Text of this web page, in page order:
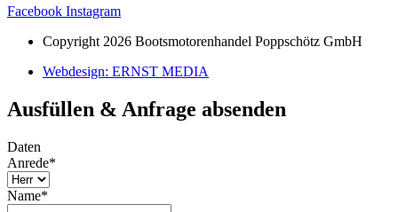
Facebook Instagram
Copyright 2026 Bootsmotorenhandel Poppschötz GmbH
Webdesign: ERNST MEDIA
Ausfüllen & Anfrage absenden
Daten
Anrede*
Name*